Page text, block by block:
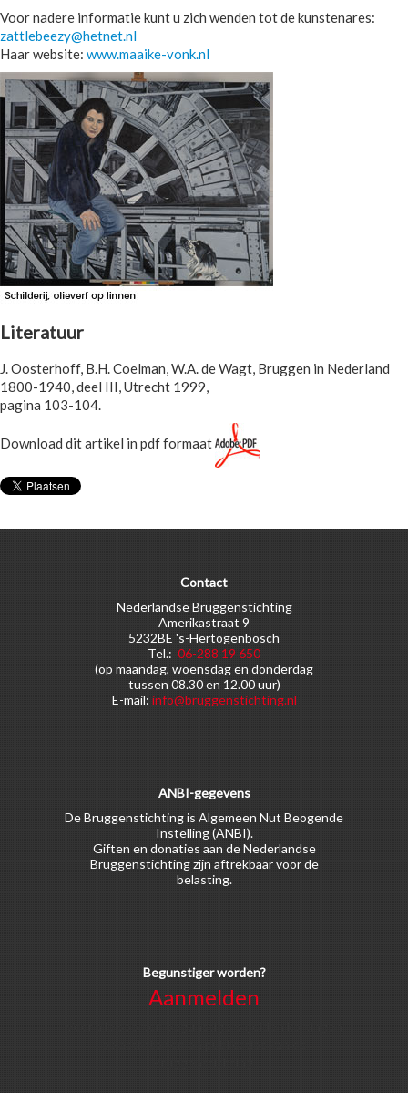
Voor nadere informatie kunt u zich wenden tot de kunstenares:
zattlebeezy@hetnet.nl
Haar website: www.maaike-vonk.nl
Literatuur
J. Oosterhoff, B.H. Coelman, W.A. de Wagt, Bruggen in Nederland
1800-1940, deel III, Utrecht 1999,
pagina 103-104.
Download dit artikel in pdf formaat
Contact
Nederlandse Bruggenstichting
Amerikastraat 9
5232BE 's-Hertogenbosch
Tel.: 06-288 19 650
(op maandag, woensdag en donderdag
tussen 08.30 en 12.00 uur)
E-mail: info@bruggenstichting.nl
ANBI-gegevens
De Bruggenstichting is Algemeen Nut Beogende
Instelling (ANBI).
Giften en donaties aan de Nederlandse
Bruggenstichting zijn aftrekbaar voor de
belasting.
Begunstiger worden?
Aanmelden